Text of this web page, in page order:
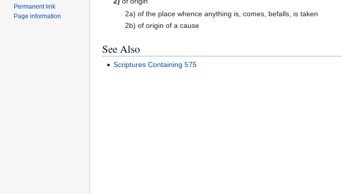
2a) of the place whence anything is, comes, befalls, is taken
2b) of origin of a cause
See Also
Scriptures Containing 575
Permanent link
Page information